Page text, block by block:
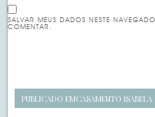
SALVAR MEUS DADOS NESTE
COMENTAR.
PUBLICADO EMCASAMENTO